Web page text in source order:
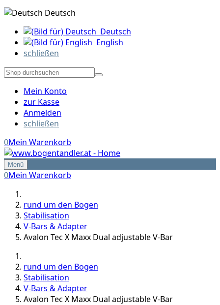
Deutsch
Deutsch
English
schließen
Mein Konto
zur Kasse
Anmelden
schließen
0Mein Warenkorb
Menü
0Mein Warenkorb
rund um den Bogen
Stabilisation
V-Bars & Adapter
Avalon Tec X Maxx Dual adjustable V-Bar
rund um den Bogen
Stabilisation
V-Bars & Adapter
Avalon Tec X Maxx Dual adjustable V-Bar